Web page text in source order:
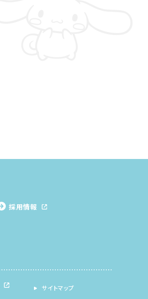
採用情報
サイトマップ